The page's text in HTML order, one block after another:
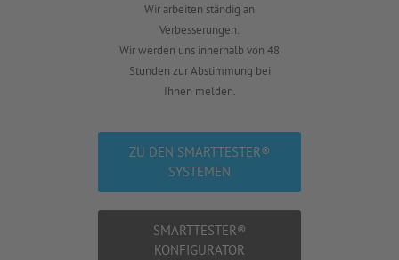
Wir arbeiten ständig an
Verbesserungen.
Wir werden uns innerhalb von 48
Stunden zur Abstimmung bei
Ihnen melden.
ZU DEN SMARTTESTER®
SYSTEMEN
SMARTTESTER®
KONFIGURATOR